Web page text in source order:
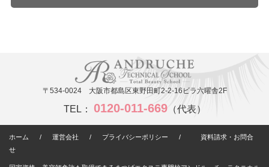
〒534-0024 大阪市都島区東野田町2-2-16ビラ六曜舎2F
TEL： 0120-011-669（代表）
ホーム / 運営会社 / プライバシーポリシー /
資料請求・お問合
せ